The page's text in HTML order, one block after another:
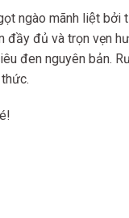
ngào mãnh liệt
đủ và trọn vẹn
đen nguyên bản.